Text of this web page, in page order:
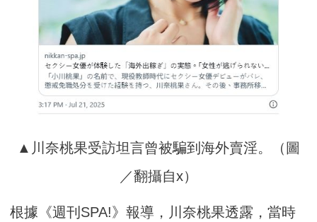
▲川奈桃果受訪坦言曾被騙到海外賣淫。（圖
／翻攝自x）
根據《週刊SPA!》報導，川奈桃果透露，當時